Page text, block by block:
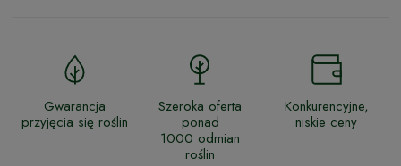
Gwarancja
przyjęcia się roślin
Szeroka oferta
ponad
1000 odmian
roślin
Konkurencyjne,
niskie ceny